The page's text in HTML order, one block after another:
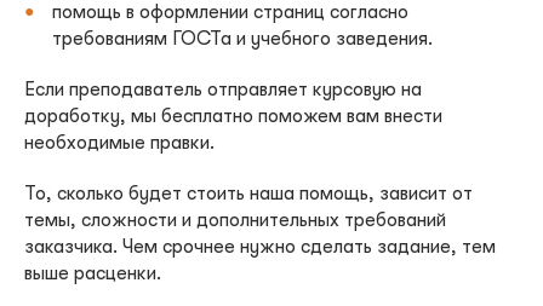
помощь в оформлении страниц согласно
требованиям ГОСТа и учебного заведения.
Если преподаватель отправляет курсовую на
доработку, мы бесплатно поможем вам внести
необходимые правки.
То, сколько будет стоить наша помощь, зависит от
темы, сложности и дополнительных требований
заказчика. Чем срочнее нужно сделать задание, тем
выше расценки.